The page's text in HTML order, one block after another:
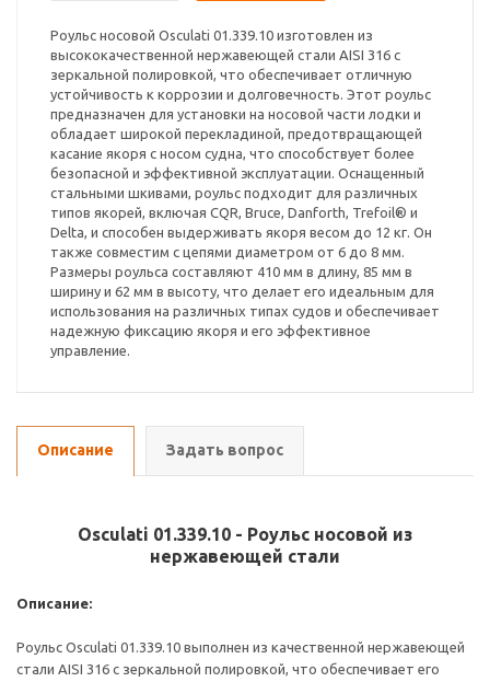
Роульс носовой Osculati 01.339.10 изготовлен из
высококачественной нержавеющей стали AISI 316 с
зеркальной полировкой, что обеспечивает отличную
устойчивость к коррозии и долговечность. Этот роульс
предназначен для установки на носовой части лодки и
обладает широкой перекладиной, предотвращающей
касание якоря с носом судна, что способствует более
безопасной и эффективной эксплуатации. Оснащенный
стальными шкивами, роульс подходит для различных
типов якорей, включая CQR, Bruce, Danforth, Trefoil® и
Delta, и способен выдерживать якоря весом до 12 кг. Он
также совместим с цепями диаметром от 6 до 8 мм.
Размеры роульса составляют 410 мм в длину, 85 мм в
ширину и 62 мм в высоту, что делает его идеальным для
использования на различных типах судов и обеспечивает
надежную фиксацию якоря и его эффективное
управление.
Описание Задать вопрос
Osculati 01.339.10 - Роульс носовой из
нержавеющей стали
Описание:
Роульс Osculati 01.339.10 выполнен из качественной нержавеющей
стали AISI 316 с зеркальной полировкой, что обеспечивает его